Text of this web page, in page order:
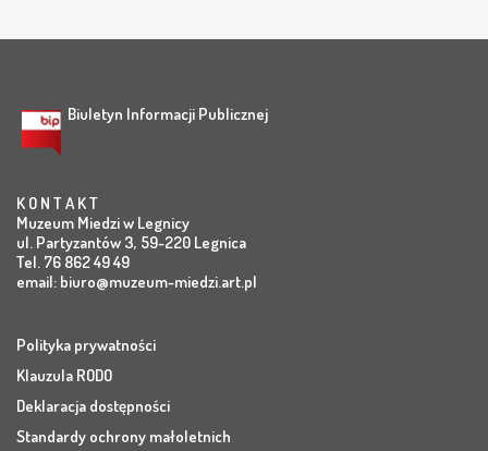
Biuletyn Informacji Publicznej
K O N T A K T
Muzeum Miedzi w Legnicy
ul. Partyzantów 3, 59-220 Legnica
Tel. 76 862 49 49
email: biuro@muzeum-miedzi.art.pl
Polityka prywatności
Klauzula RODO
Deklaracja dostępności
Standardy ochrony małoletnich